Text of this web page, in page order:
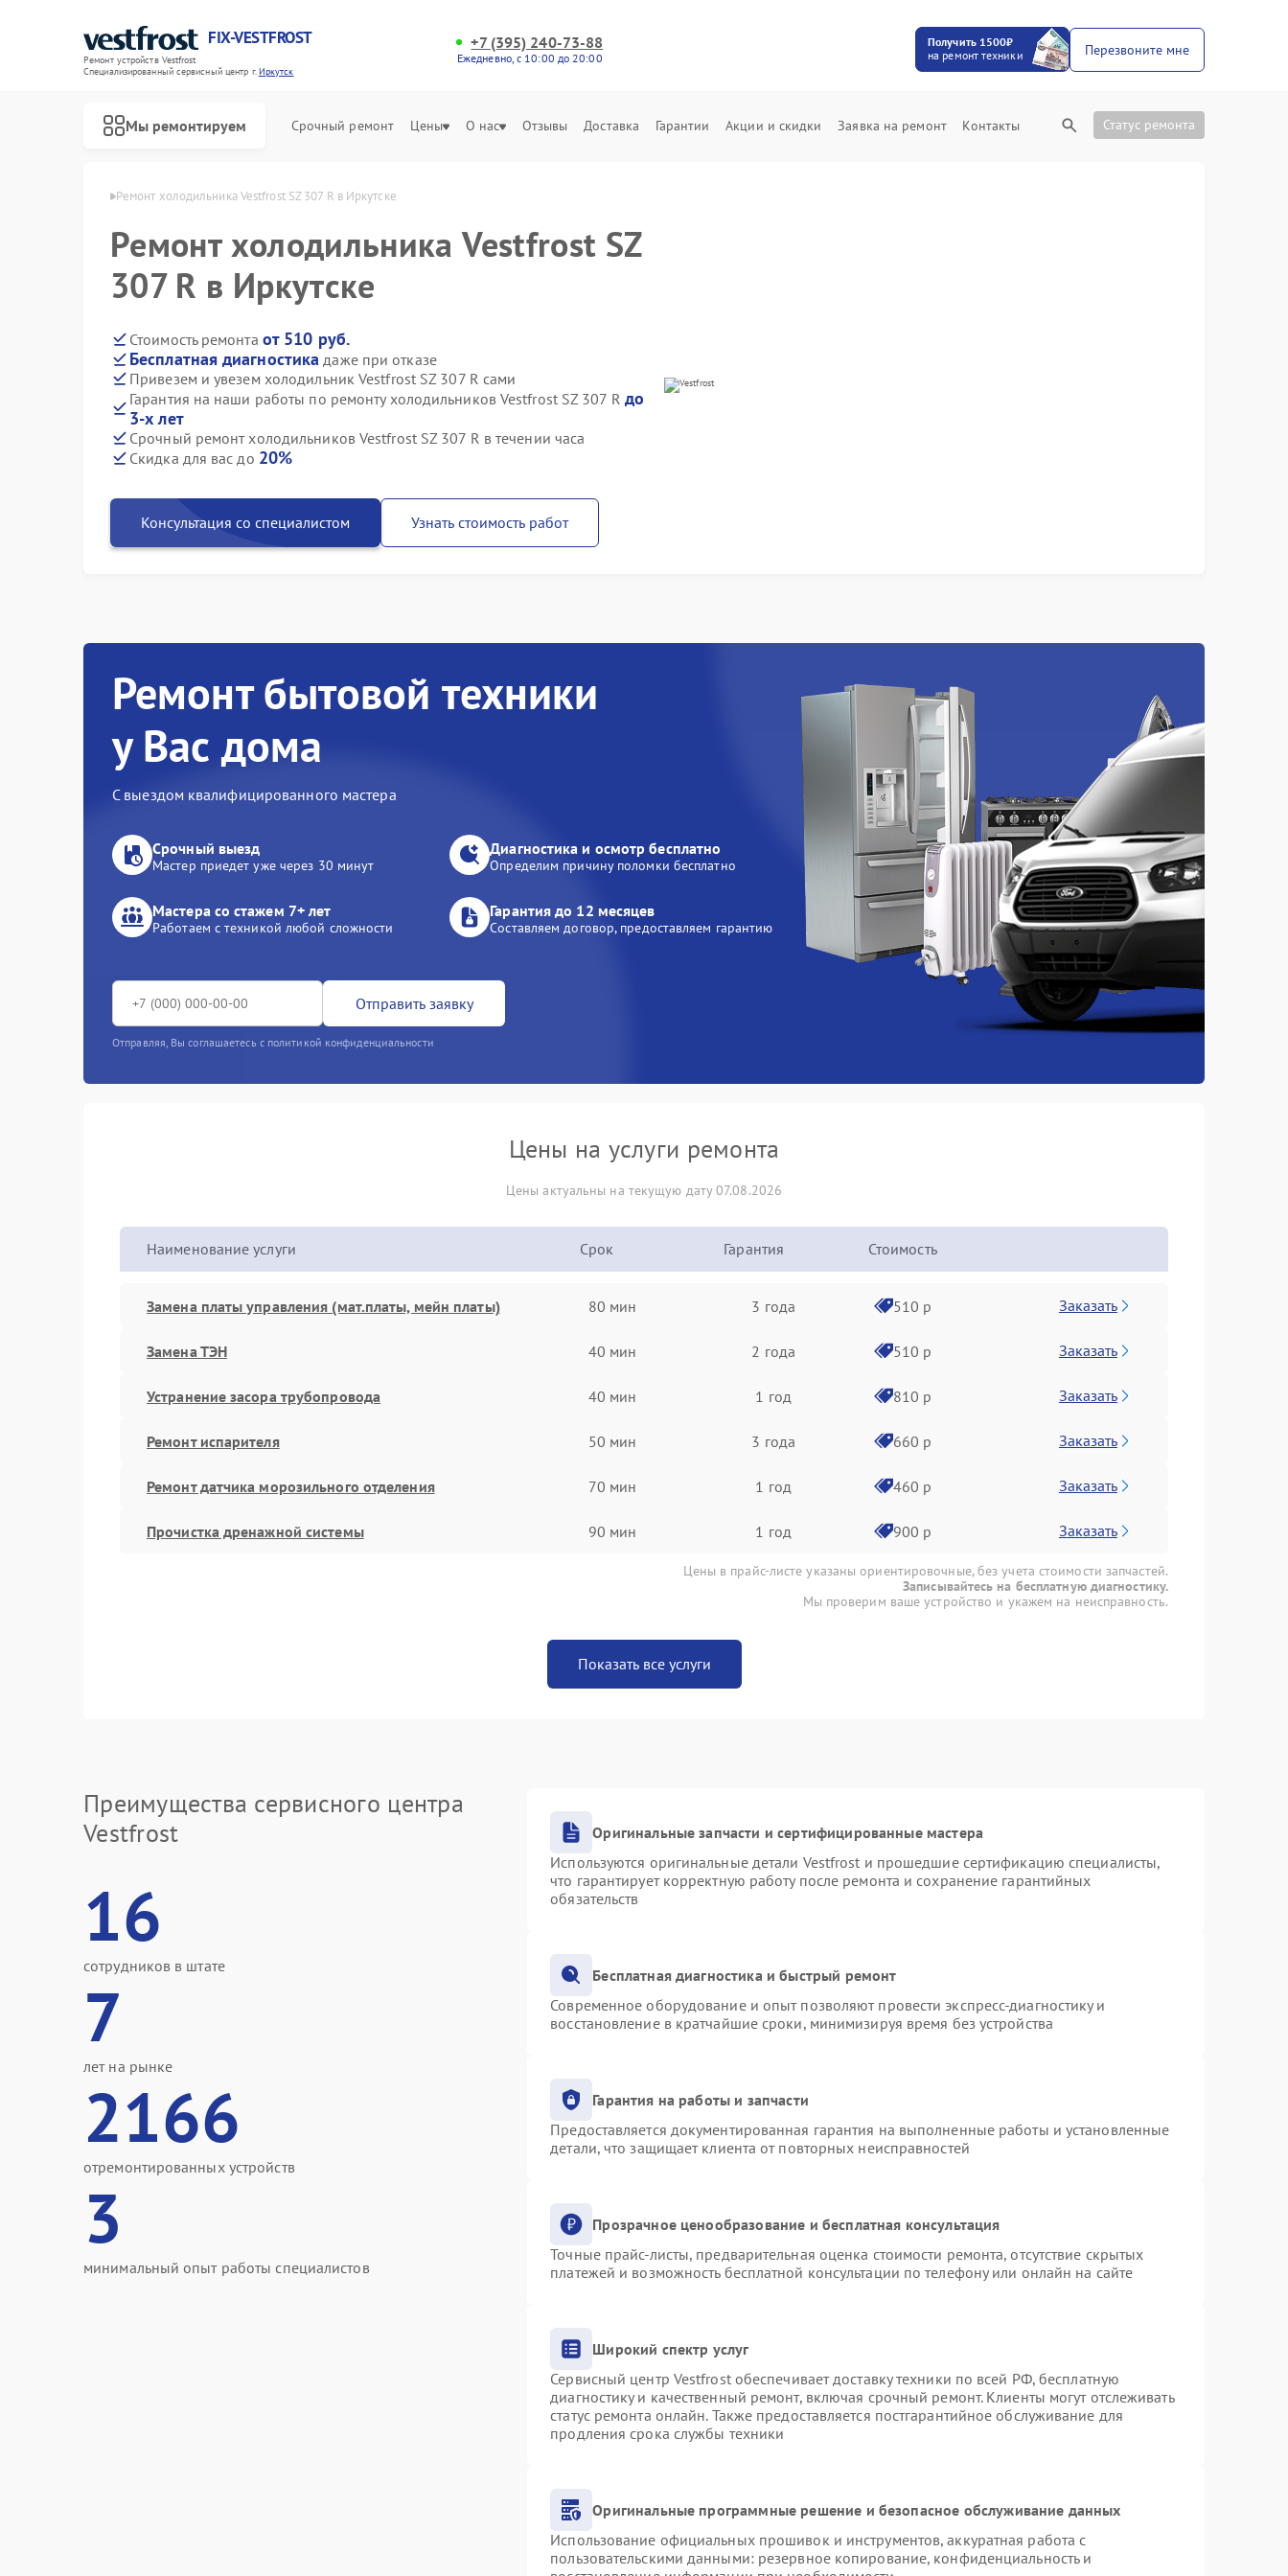
FIX-VESTFROST
Ремонт устройств Vestfrost
Специализированный cервисный центр г.Иркутск
+7 (395) 240-73-88
Ежедневно, с 10:00 до 20:00
Получить 1500₽
на ремонт техники
Перезвоните мне
Мы ремонтируем Срочный ремонт Цены О нас Отзывы Доставка Гарантии Акции и скидки Заявка на ремонт Контакты Статус ремонта
Ремонт холодильника Vestfrost SZ 307 R в Иркутске
Ремонт холодильника Vestfrost SZ
307 R в Иркутске
Стоимость ремонта от 510 руб.
Бесплатная диагностика даже при отказе
Привезем и увезем холодильник Vestfrost SZ 307 R сами
Гарантия на наши работы по ремонту холодильников Vestfrost SZ 307 R до
3-х лет
Срочный ремонт холодильников Vestfrost SZ 307 R в течении часа
Скидка для вас до 20%
Консультация со специалистом Узнать стоимость работ
Ремонт бытовой техники
у Вас дома
С выездом квалифицированного мастера
Срочный выезд
Мастер приедет уже через 30 минут
Диагностика и осмотр бесплатно
Определим причину поломки бесплатно
Мастера со стажем 7+ лет
Работаем с техникой любой сложности
Гарантия до 12 месяцев
Составляем договор, предоставляем гарантию
Отправить заявку
Отправляя, Вы соглашаетесь с политикой конфиденциальности
Цены на услуги ремонта
Цены актуальны на текущую дату 07.08.2026
Наименование услуги Срок Гарантия Стоимость
Замена платы управления (мат.платы, мейн платы) 80 мин 3 года 510 р Заказать
Замена ТЭН 40 мин 2 года 510 р Заказать
Устранение засора трубопровода 40 мин 1 год 810 р Заказать
Ремонт испарителя 50 мин 3 года 660 р Заказать
Ремонт датчика морозильного отделения 70 мин 1 год 460 р Заказать
Прочистка дренажной системы 90 мин 1 год 900 р Заказать
Цены в прайс-листе указаны ориентировочные, без учета стоимости запчастей.
Записывайтесь на бесплатную диагностику.
Мы проверим ваше устройство и укажем на неисправность.
Показать все услуги
Преимущества сервисного центра
Vestfrost
16
сотрудников в штате
7
лет на рынке
2166
отремонтированных устройств
3
минимальный опыт работы специалистов
Оригинальные запчасти и сертифицированные мастера
Используются оригинальные детали Vestfrost и прошедшие сертификацию специалисты,
что гарантирует корректную работу после ремонта и сохранение гарантийных
обязательств
Бесплатная диагностика и быстрый ремонт
Современное оборудование и опыт позволяют провести экспресс-диагностику и
восстановление в кратчайшие сроки, минимизируя время без устройства
Гарантия на работы и запчасти
Предоставляется документированная гарантия на выполненные работы и установленные
детали, что защищает клиента от повторных неисправностей
Прозрачное ценообразование и бесплатная консультация
Точные прайс-листы, предварительная оценка стоимости ремонта, отсутствие скрытых
платежей и возможность бесплатной консультации по телефону или онлайн на сайте
Широкий спектр услуг
Сервисный центр Vestfrost обеспечивает доставку техники по всей РФ, бесплатную
диагностику и качественный ремонт, включая срочный ремонт. Клиенты могут отслеживать
статус ремонта онлайн. Также предоставляется постгарантийное обслуживание для
продления срока службы техники
Оригинальные программные решение и безопасное обслуживание данных
Использование официальных прошивок и инструментов, аккуратная работа с
пользовательскими данными: резервное копирование, конфиденциальность и